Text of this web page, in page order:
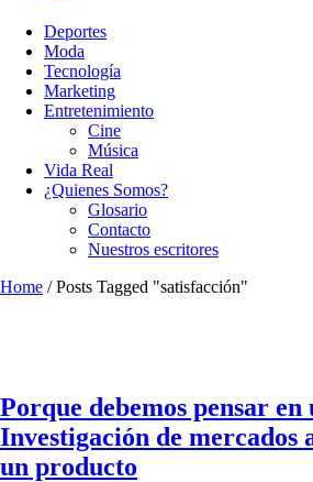
Deportes
Moda
Tecnología
Marketing
Entretenimiento
Cine
Música
Vida Real
¿Quienes Somos?
Glosario
Contacto
Nuestros escritores
Home /Posts Tagged "satisfacción"
Porque debemos pensar en
Investigación de mercados
un producto